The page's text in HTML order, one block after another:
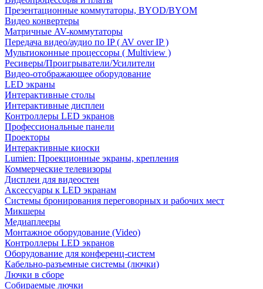
Презентационные коммутаторы, BYOD/BYOM
Видео конвертеры
Матричные AV-коммутаторы
Передача видео/аудио по IP ( AV over IP )
Мультиоконные процессоры ( Multiview )
Ресиверы/Проигрыватели/Усилители
Видео-отображающее оборудование
LED экраны
Интерактивные столы
Интерактивные дисплеи
Контроллеры LED экранов
Профессиональные панели
Проекторы
Интерактивные киоски
Lumien: Проекционные экраны, крепления
Коммерческие телевизоры
Дисплеи для видеостен
Аксессуары к LED экранам
Системы бронирования переговорных и рабочих мест
Микшеры
Медиаплееры
Монтажное оборудование (Video)
Контроллеры LED экранов
Оборудование для конференц-систем
Кабельно-разъемные системы (лючки)
Лючки в сборе
Собираемые лючки